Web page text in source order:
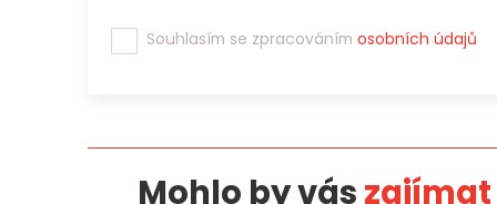
Souhlasím se zpracováním osobních údajů
Mohlo by vászajímat